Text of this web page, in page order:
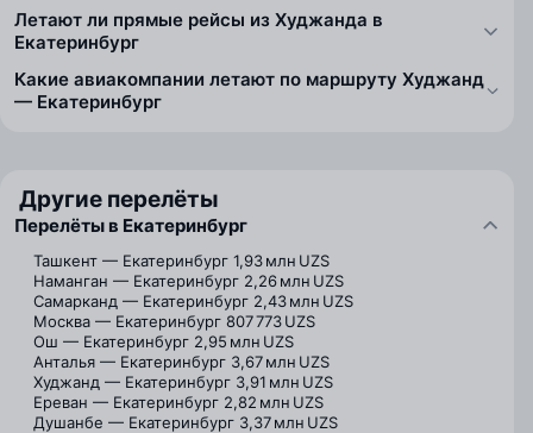
Летают ли прямые рейсы из Худжанда в
Екатеринбург
Какие авиакомпании летают по маршруту Худжанд
— Екатеринбург
Другие перелёты
Перелёты в Екатеринбург
Ташкент — Екатеринбург 1,93 млн UZS
Наманган — Екатеринбург 2,26 млн UZS
Самарканд — Екатеринбург 2,43 млн UZS
Москва — Екатеринбург 807 773 UZS
Ош — Екатеринбург 2,95 млн UZS
Анталья — Екатеринбург 3,67 млн UZS
Худжанд — Екатеринбург 3,91 млн UZS
Ереван — Екатеринбург 2,82 млн UZS
Душанбе — Екатеринбург 3,37 млн UZS